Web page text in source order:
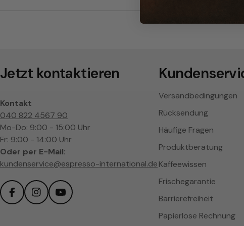
o
e
F
r
e
x
Jetzt kontaktieren
Kontakt
040 822 4567 90
Mo-Do: 9:00 - 15:00 Uhr
Fr: 9:00 - 14:00 Uhr
Oder per E-Mail:
kundenservice@espresso-international.de
FacebookInstagramYouTube
Versandbedingungen
Rücksendung
Häufige Fragen
Produktberatung
Kaffeewissen
Frischegarantie
Barrierefreiheit
Papierlose Rechnung